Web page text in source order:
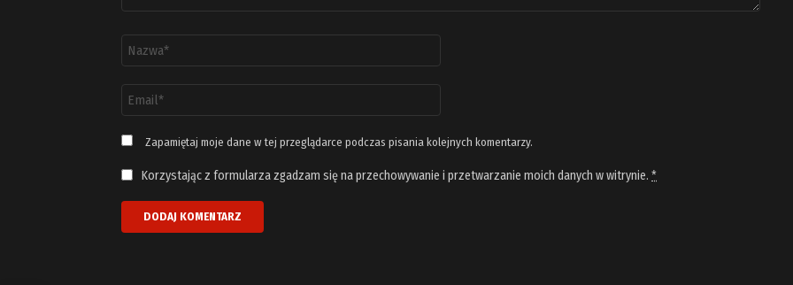
email
*
Zapamiętaj moje dane w tej przeglądarce podczas pisania kolejnych komentarzy.
Korzystając z formularza zgadzam się na przechowywanie i przetwarzanie moich danych w witrynie. *